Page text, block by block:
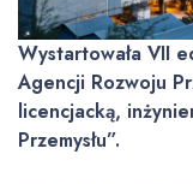
Wystartowała VII
Agencji Rozwoju
licencjacką,
Przemysłu”.